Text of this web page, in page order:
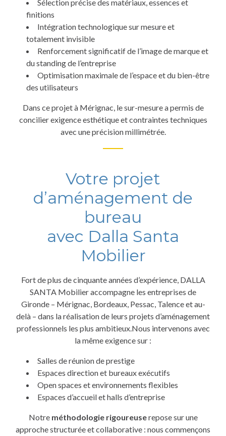
Sélection précise des matériaux, essences et
finitions
Intégration technologique sur mesure et
totalement invisible
Renforcement significatif de l’image de marque et
du standing de l’entreprise
Optimisation maximale de l’espace et du bien-être
des utilisateurs
Dans ce projet à Mérignac, le sur-mesure a permis de
concilier exigence esthétique et contraintes techniques
avec une précision millimétrée.
Votre projet
d’aménagement de
bureau
avec Dalla Santa
Mobilier
Fort de plus de cinquante années d’expérience, DALLA
SANTA Mobilier accompagne les entreprises de
Gironde – Mérignac, Bordeaux, Pessac, Talence et au-
delà – dans la réalisation de leurs projets d’aménagement
professionnels les plus ambitieux.Nous intervenons avec
la même exigence sur :
Salles de réunion de prestige
Espaces direction et bureaux exécutifs
Open spaces et environnements flexibles
Espaces d’accueil et halls d’entreprise
Notre méthodologie rigoureuserepose sur une
approche structurée et collaborative : nous commençons